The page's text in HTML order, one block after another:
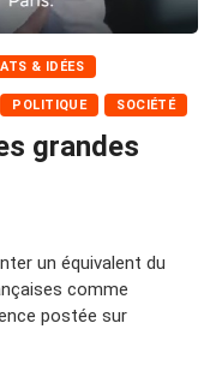
& IDÉES
POLITIQUE SOCIÉTÉ
grandes
un équivalent du
comme
postée sur